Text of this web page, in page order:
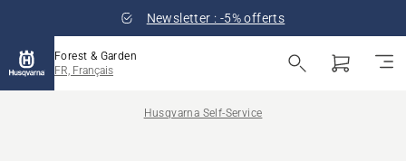
Newsletter : -5% offerts
Forest & Garden
FR, Français
Husqvarna Self-Service